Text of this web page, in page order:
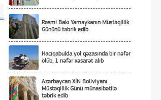
Rəsmi Bakı Yamaykanın Müstəqillik
Gününü təbrik edib
Hacıqabulda yol qəzasında bir nəfər
ölüb, 1 nəfər xəsarət alıb
Azərbaycan XİN Boliviyanı
Müstəqillik Günü münasibətilə
təbrik edib